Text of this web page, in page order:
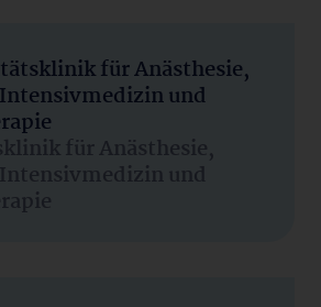
für Anästhesie,
und
für Anästhesie,
und